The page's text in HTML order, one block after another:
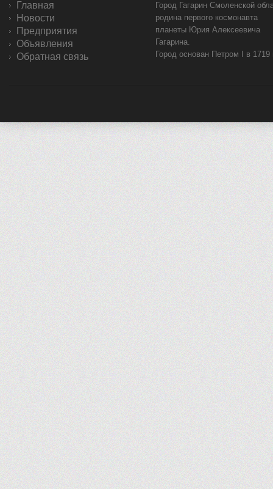
Главная
Новости
Предприятия
Объявления
Обратная связь
Город Гагарин Смоленской
родина первого космонавта
планеты Юрия Алексеевича
Гагарина.
Город основан Петром I в 1719